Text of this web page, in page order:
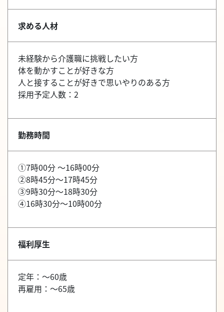
求める人材
未経験から介護職に挑戦したい方
体を動かすことが好きな方
人と接することが好きで思いやりのある方
採用予定人数：2
勤務時間
①7時00分 ～16時00分
②8時45分～17時45分
③9時30分～18時30分
④16時30分～10時00分
福利厚生
定年：～60歳
再雇用：～65歳